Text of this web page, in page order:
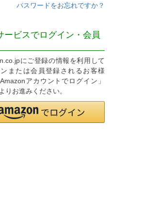
パスワードをお忘れですか？
ービスでログイン・会員
にご登録の情報を利用して
または会員登録されるお客様
アカウントでログイン」
りお進みください。